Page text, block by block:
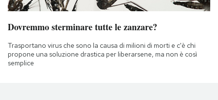
Dovremmo sterminare tutte le zanzare?
Trasportano virus che sono la causa di milioni di morti e c'è chi
propone una soluzione drastica per liberarsene, ma non è così
semplice